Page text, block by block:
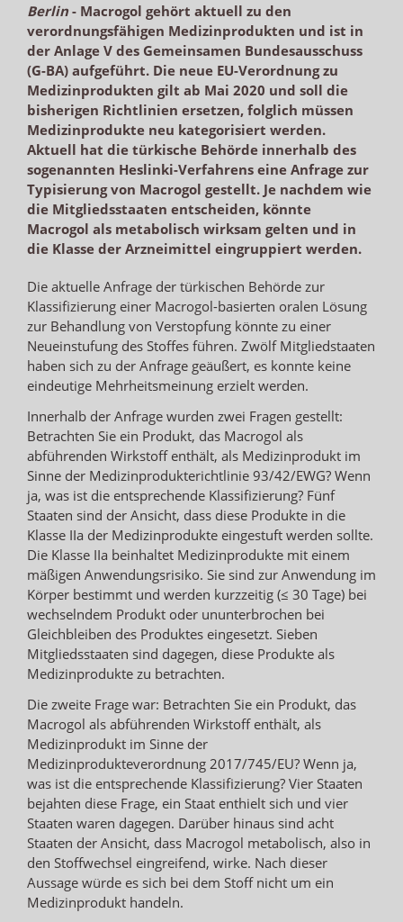
Berlin- Macrogol gehört aktuell zu den
verordnungsfähigen Medizinprodukten und ist in
der Anlage V des Gemeinsamen Bundesausschuss
(G-BA) aufgeführt. Die neue EU-Verordnung zu
Medizinprodukten gilt ab Mai 2020 und soll die
bisherigen Richtlinien ersetzen, folglich müssen
Medizinprodukte neu kategorisiert werden.
Aktuell hat die türkische Behörde innerhalb des
sogenannten Heslinki-Verfahrens eine Anfrage zur
Typisierung von Macrogol gestellt. Je nachdem wie
die Mitgliedsstaaten entscheiden, könnte
Macrogol als metabolisch wirksam gelten und in
die Klasse der Arzneimittel eingruppiert werden.
Die aktuelle Anfrage der türkischen Behörde zur
Klassifizierung einer Macrogol-basierten oralen Lösung
zur Behandlung von Verstopfung könnte zu einer
Neueinstufung des Stoffes führen. Zwölf Mitgliedstaaten
haben sich zu der Anfrage geäußert, es konnte keine
eindeutige Mehrheitsmeinung erzielt werden.
Innerhalb der Anfrage wurden zwei Fragen gestellt:
Betrachten Sie ein Produkt, das Macrogol als
abführenden Wirkstoff enthält, als Medizinprodukt im
Sinne der Medizinprodukterichtlinie 93/42/EWG? Wenn
ja, was ist die entsprechende Klassifizierung? Fünf
Staaten sind der Ansicht, dass diese Produkte in die
Klasse IIa der Medizinprodukte eingestuft werden sollte.
Die Klasse IIa beinhaltet Medizinprodukte mit einem
mäßigen Anwendungsrisiko. Sie sind zur Anwendung im
Körper bestimmt und werden kurzzeitig (≤ 30 Tage) bei
wechselndem Produkt oder ununterbrochen bei
Gleichbleiben des Produktes eingesetzt. Sieben
Mitgliedsstaaten sind dagegen, diese Produkte als
Medizinprodukte zu betrachten.
Die zweite Frage war: Betrachten Sie ein Produkt, das
Macrogol als abführenden Wirkstoff enthält, als
Medizinprodukt im Sinne der
Medizinprodukteverordnung 2017/745/EU? Wenn ja,
was ist die entsprechende Klassifizierung? Vier Staaten
bejahten diese Frage, ein Staat enthielt sich und vier
Staaten waren dagegen. Darüber hinaus sind acht
Staaten der Ansicht, dass Macrogol metabolisch, also in
den Stoffwechsel eingreifend, wirke. Nach dieser
Aussage würde es sich bei dem Stoff nicht um ein
Medizinprodukt handeln.